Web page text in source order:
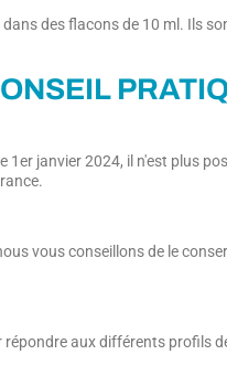
des flacons de 10 ml. Ils
janvier 2024, il n'est plus
vous conseillons de le
aux différents profils